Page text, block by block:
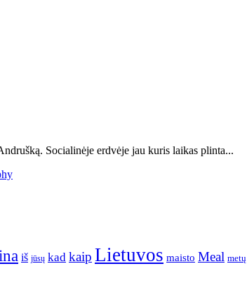
Socialinėje erdvėje jau kuris laikas plinta...
iš jūsų kad kaip Lietuvos maisto Meal metų